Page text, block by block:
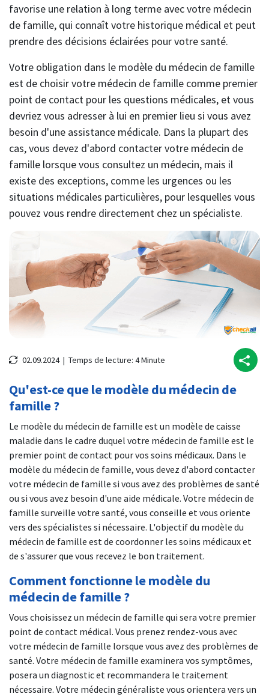
favorise une relation à long terme avec votre médecin
de famille, qui connaît votre historique médical et peut
prendre des décisions éclairées pour votre santé.
Votre obligation dans le modèle du médecin de famille
est de choisir votre médecin de famille comme premier
point de contact pour les questions médicales, et vous
devriez vous adresser à lui en premier lieu si vous avez
besoin d'une assistance médicale. Dans la plupart des
cas, vous devez d'abord contacter votre médecin de
famille lorsque vous consultez un médecin, mais il
existe des exceptions, comme les urgences ou les
situations médicales particulières, pour lesquelles vous
pouvez vous rendre directement chez un spécialiste.
02.09.2024 | Temps de lecture: 4Minute
Qu'est-ce que le modèle du médecin de
famille ?
Le modèle du médecin de famille est un modèle de caisse
maladie dans le cadre duquel votre médecin de famille est le
premier point de contact pour vos soins médicaux. Dans le
modèle du médecin de famille, vous devez d'abord contacter
votre médecin de famille si vous avez des problèmes de santé
ou si vous avez besoin d'une aide médicale. Votre médecin de
famille surveille votre santé, vous conseille et vous oriente
vers des spécialistes si nécessaire. L'objectif du modèle du
médecin de famille est de coordonner les soins médicaux et
de s'assurer que vous recevez le bon traitement.
Comment fonctionne le modèle du
médecin de famille ?
Vous choisissez un médecin de famille qui sera votre premier
point de contact médical. Vous prenez rendez-vous avec
votre médecin de famille lorsque vous avez des problèmes de
santé. Votre médecin de famille examinera vos symptômes,
posera un diagnostic et recommandera le traitement
nécessaire. Votre médecin généraliste vous orientera vers un